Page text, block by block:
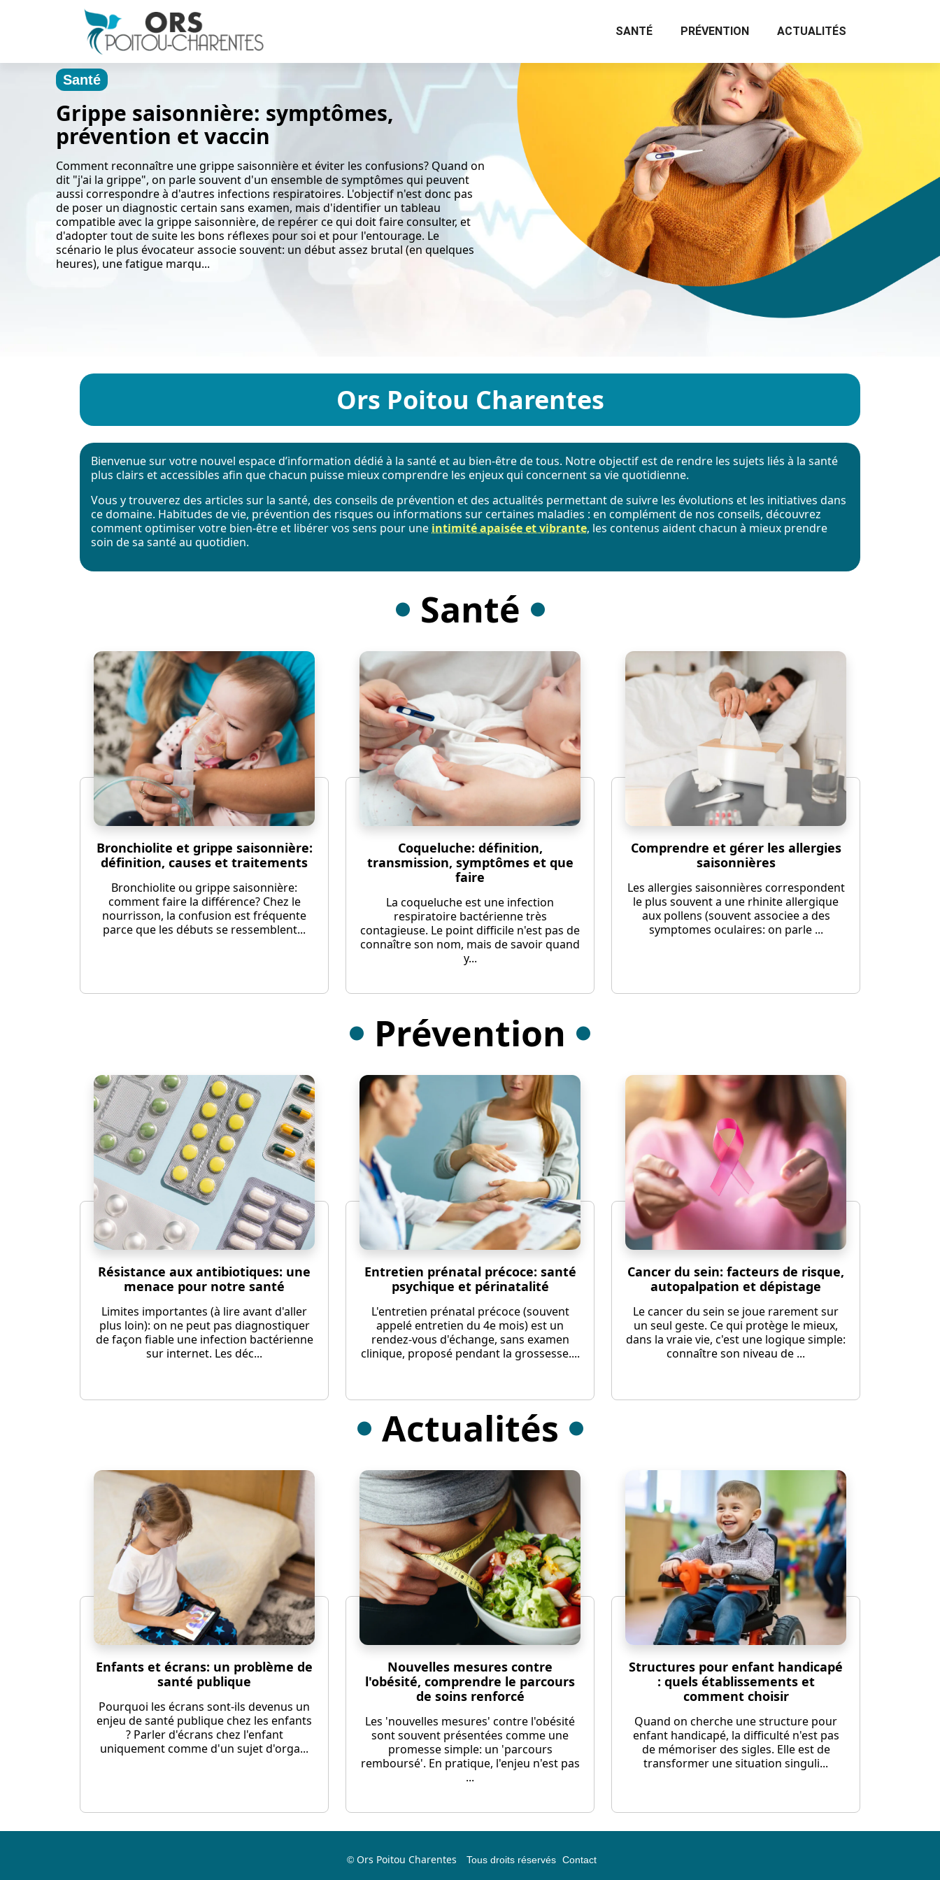
SANTÉ PRÉVENTION ACTUALITÉS
Santé
Grippe saisonnière: symptômes,
prévention et vaccin
Comment reconnaître une grippe saisonnière et éviter les confusions? Quand on
dit "j'ai la grippe", on parle souvent d'un ensemble de symptômes qui peuvent
aussi correspondre à d'autres infections respiratoires. L'objectif n'est donc pas
de poser un diagnostic certain sans examen, mais d'identifier un tableau
compatible avec la grippe saisonnière, de repérer ce qui doit faire consulter, et
d'adopter tout de suite les bons réflexes pour soi et pour l'entourage. Le
scénario le plus évocateur associe souvent: un début assez brutal (en quelques
heures), une fatigue marqu...
Ors Poitou Charentes
Bienvenue sur votre nouvel espace d’information dédié à la santé et au bien-être de tous. Notre objectif est de rendre les sujets liés à la santé
plus clairs et accessibles afin que chacun puisse mieux comprendre les enjeux qui concernent sa vie quotidienne.
Vous y trouverez des articles sur la santé, des conseils de prévention et des actualités permettant de suivre les évolutions et les initiatives dans
ce domaine. Habitudes de vie, prévention des risques ou informations sur certaines maladies : en complément de nos conseils, découvrez
comment optimiser votre bien-être et libérer vos sens pour une intimité apaisée et vibrante, les contenus aident chacun à mieux prendre
soin de sa santé au quotidien.
Santé
Bronchiolite et grippe saisonnière:
définition, causes et traitements
Bronchiolite ou grippe saisonnière:
comment faire la différence? Chez le
nourrisson, la confusion est fréquente
parce que les débuts se ressemblent...
Coqueluche: définition,
transmission, symptômes et que
faire
La coqueluche est une infection
respiratoire bactérienne très
contagieuse. Le point difficile n'est pas de
connaître son nom, mais de savoir quand
y...
Comprendre et gérer les allergies
saisonnières
Les allergies saisonnières correspondent
le plus souvent a une rhinite allergique
aux pollens (souvent associee a des
symptomes oculaires: on parle ...
Prévention
Résistance aux antibiotiques: une
menace pour notre santé
Limites importantes (à lire avant d'aller
plus loin): on ne peut pas diagnostiquer
de façon fiable une infection bactérienne
sur internet. Les déc...
Entretien prénatal précoce: santé
psychique et périnatalité
L'entretien prénatal précoce (souvent
appelé entretien du 4e mois) est un
rendez-vous d'échange, sans examen
clinique, proposé pendant la grossesse....
Cancer du sein: facteurs de risque,
autopalpation et dépistage
Le cancer du sein se joue rarement sur
un seul geste. Ce qui protège le mieux,
dans la vraie vie, c'est une logique simple:
connaître son niveau de ...
Actualités
Enfants et écrans: un problème de
santé publique
Pourquoi les écrans sont-ils devenus un
enjeu de santé publique chez les enfants
? Parler d'écrans chez l'enfant
uniquement comme d'un sujet d'orga...
Nouvelles mesures contre
l'obésité, comprendre le parcours
de soins renforcé
Les 'nouvelles mesures' contre l'obésité
sont souvent présentées comme une
promesse simple: un 'parcours
remboursé'. En pratique, l'enjeu n'est pas
...
Structures pour enfant handicapé
: quels établissements et
comment choisir
Quand on cherche une structure pour
enfant handicapé, la difficulté n'est pas
de mémoriser des sigles. Elle est de
transformer une situation singuli...
© Ors Poitou Charentes Tous droits réservés Contact